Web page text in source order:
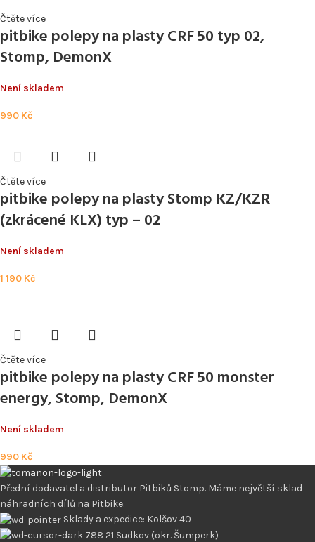
Čtěte více
pitbike polepy na plasty CRF 50 typ 02,
Stomp, DemonX
Není skladem
990 Kč
Čtěte více
pitbike polepy na plasty Stomp KZ/KZR
(zkrácené KLX) typ – 02
Není skladem
1 190 Kč
Čtěte více
pitbike polepy na plasty CRF 50 monster
energy, Stomp, DemonX
Není skladem
990 Kč
Přední dodavatel a distributor Pitbiků Stomp. Máme největší sklad
náhradních dílů na Pitbike.
Sklady a expedice: Kolšov 40
788 21 Sudkov (okr. Šumperk)